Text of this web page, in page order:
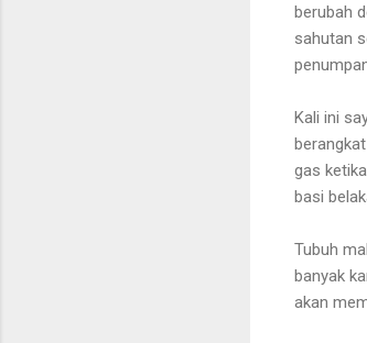
berubah
sahutan
Kali ini
gas
basi
Tubuh
banyak
akan